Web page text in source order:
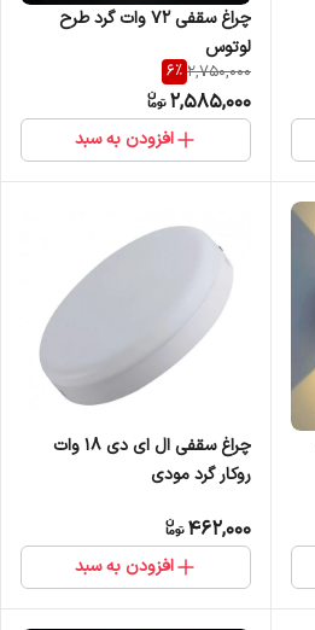
چراغ سقفی 72 وات گرد طرح
لوتوس
2,750,000
6%
2,585,000
افزودن به سبد
چراغ سقفی ال ای دی 18 وات
روکار گرد مودی
462,000
افزودن به سبد